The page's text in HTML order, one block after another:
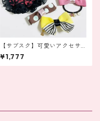
【サブスク】可愛いアクセサ
リーが毎月届く定期便（お
得）
¥1,777